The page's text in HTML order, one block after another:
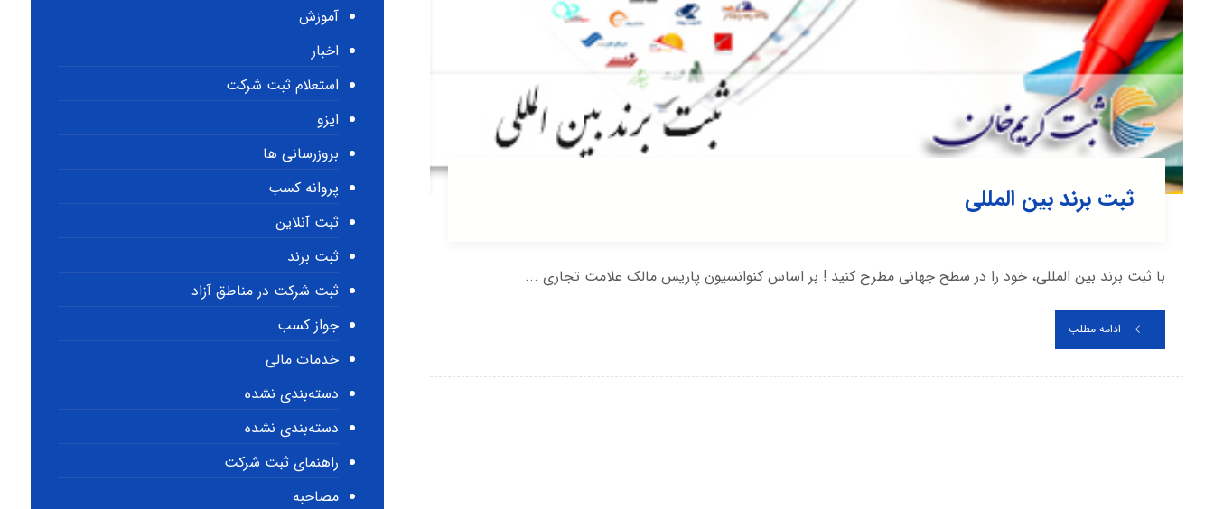
ثبت برند بین المللی
با ثبت برند بین المللی، خود را در سطح جهانی مطرح کنید ! بر اساس کنوانسیون پاریس مالک علامت تجاری ...
ادامه مطلب
آموزش
اخبار
استعلام ثبت شرکت
ایزو
بروزرسانی ها
پروانه کسب
ثبت آنلاین
ثبت برند
ثبت شرکت در مناطق آزاد
جواز کسب
خدمات مالی
دسته‌بندی نشده
دسته‌بندی نشده
راهنمای ثبت شرکت
مصاحبه